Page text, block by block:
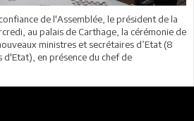
de l'Assemblée, le président de la
au palais de Carthage, la cérémonie de
ministres et secrétaires d’Etat (8
en présence du chef de